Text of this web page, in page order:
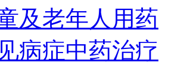
及老年人用药
病症中药治疗